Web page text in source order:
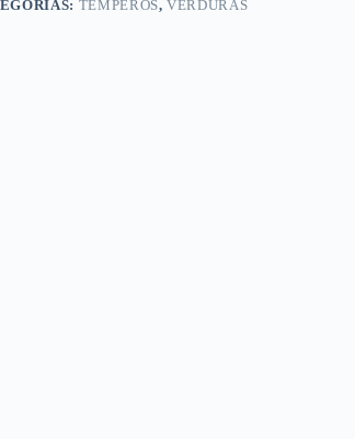
TEMPEROS,VERDURAS